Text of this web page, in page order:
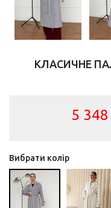
КЛАСИЧНЕ
5 348
Вибрати колір